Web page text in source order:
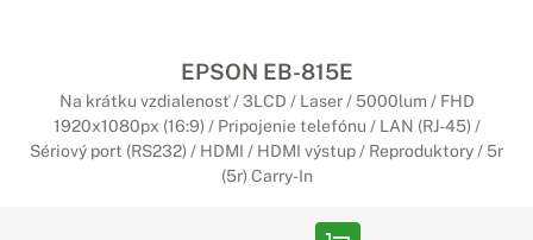
EPSON EB-815E
Na krátku vzdialenosť / 3LCD / Laser / 5000lum / FHD
1920x1080px (16:9) / Pripojenie telefónu / LAN (RJ-45) /
Sériový port (RS232) / HDMI / HDMI výstup / Reproduktory / 5r
(5r) Carry-In